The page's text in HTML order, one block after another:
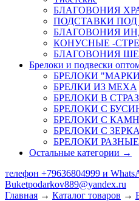
БЛАГОВОНИЯ
ПОДСТАВКИ
БЛАГОВОНИЯ
КОНУСНЫЕ -
БЛАГОВОНИЯ
Брелоки и подвески
БРЕЛОКИ
БРЕЛКИ ИЗ МЕХА
БРЕЛОКИ В
БРЕЛОКИ С
БРЕЛОКИ С
БРЕЛОКИ С
БРЕЛОКИ РАЗНЫЕ
Остальные категории →
телефон +79636804999 и
Buketpodarkov889@yandex.ru
Главная → Каталог товаров →